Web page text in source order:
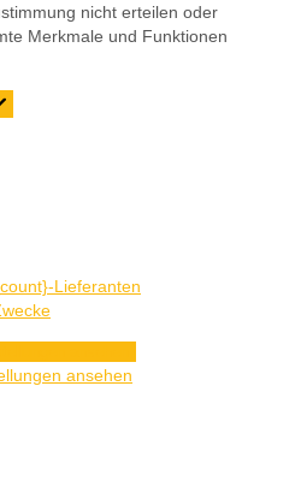
nicht erteilen oder
Merkmale und Funktionen
Lieferanten
ansehen